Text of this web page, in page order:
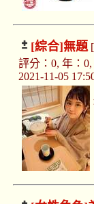
[綜合]無題[
評分：0, 年：
2021-11-05